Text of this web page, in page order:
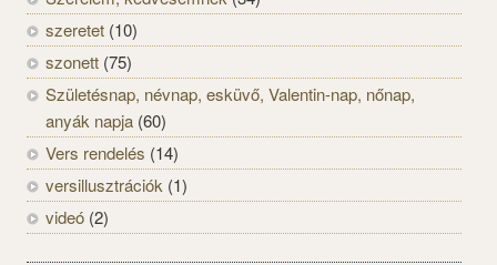
szeretet (10)
szonett (75)
Születésnap, névnap, esküvő, Valentin-nap, nőnap,
anyák napja (60)
Vers rendelés (14)
versillusztrációk (1)
videó (2)